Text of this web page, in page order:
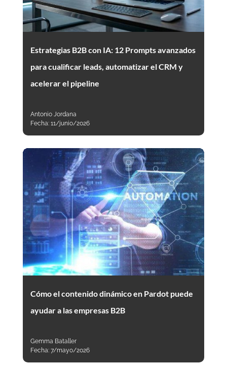
Estrategias B2B con IA: 12 Prompts avanzados
para cualificar leads, automatizar el CRM y
acelerar el pipeline
Antonio Jordana
Fecha: 11/junio/2026
Cómo el contenido dinámico en Pardot puede
ayudar a las empresas B2B
Gemma Bataller
Fecha: 7/mayo/2026